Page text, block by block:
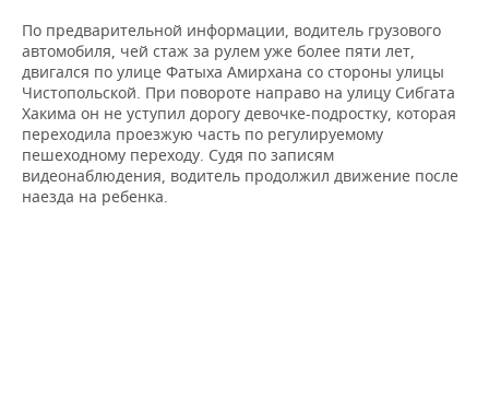
КИБЕРСПОРТ
ФИГУРНОЕ КАТАНИЕ
ВОДНЫЕ ВИДЫ СПОРТА
ХОККЕЙ С МЯЧОМ
КУЛЬТУРА
МЕДИЦИНА
ОБРАЗОВАНИЕ
ПРОИСШЕСТВИЯ
СПИСОК КОМПАНИЙ
По предварительной информации, водитель грузового
автомобиля, чей стаж за рулем уже более пяти лет,
двигался по улице Фатыха Амирхана со стороны улицы
Чистопольской. При повороте направо на улицу Сибгата
Хакима он не уступил дорогу девочке-подростку, которая
переходила проезжую часть по регулируемому
пешеходному переходу. Судя по записям
видеонаблюдения, водитель продолжил движение после
наезда на ребенка.